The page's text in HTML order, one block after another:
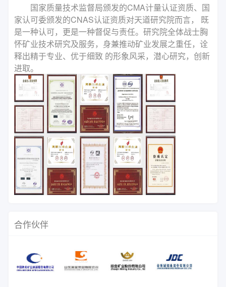
矿业环保科技有限公司、西安天聪智
能矿山科技有限公司、西安天德矿业
股权投资管理有限公司，主营业务包
括选厂承包、选矿试验、矿石化验、
矿权交易、矿产品贸易、矿山建设、
训、矿产品贸易、药剂推广、EPC
总承包等。截至2022年，已为国内
外矿山企业提供多项选矿设计、选矿
试验、选厂技术承包等服务，帮助众
多矿山企业降低投资风险，提高生产
效率，创造了一定的经济效益。
国家质量技术监督局颁发的CMA计量认证资质、国
家认可委颁发的CNAS认证资质对天道研究院而言， 既
是一种认可，更是一种督促与责任。研究院全体战士胸
怀矿业技术研究及服务，身兼推动矿业发展之重任，诠
释出精于专业、优于细致 的形象风采，潜心研究，创新
进取。
合作伙伴